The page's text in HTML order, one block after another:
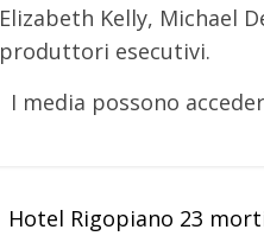
Elizabeth Kelly, Michael
produttori esecutivi.
I media possono
Hotel Rigopiano 23